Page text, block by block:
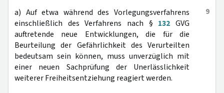
9
a) Auf etwa während des Vorlegungsverfahrens
einschließlich des Verfahrens nach § 132 GVG
auftretende neue Entwicklungen, die für die
Beurteilung der Gefährlichkeit des Verurteilten
bedeutsam sein können, muss unverzüglich mit
einer neuen Sachprüfung der Unerlässlichkeit
weiterer Freiheitsentziehung reagiert werden.